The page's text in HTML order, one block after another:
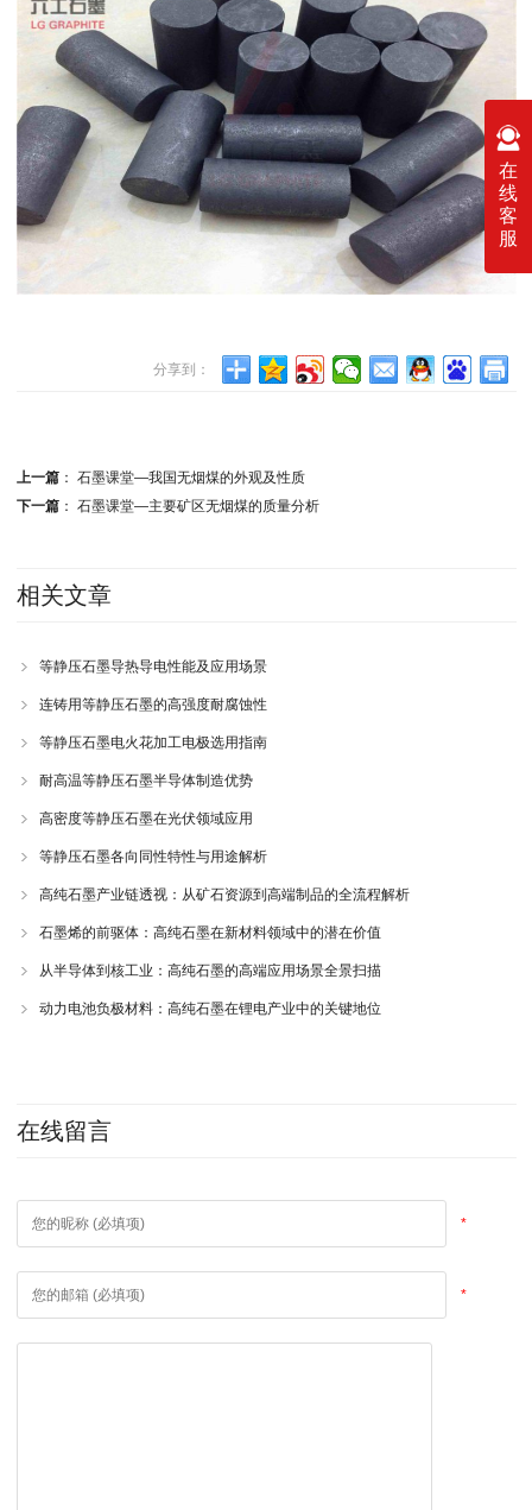
分享到：
上一篇： 石墨课堂—我国无烟煤的外观及性质
下一篇： 石墨课堂—主要矿区无烟煤的质量分析
相关文章
等静压石墨导热导电性能及应用场景
连铸用等静压石墨的高强度耐腐蚀性
等静压石墨电火花加工电极选用指南
耐高温等静压石墨半导体制造优势
高密度等静压石墨在光伏领域应用
等静压石墨各向同性特性与用途解析
高纯石墨产业链透视：从矿石资源到高端制品的全流程解析
石墨烯的前驱体：高纯石墨在新材料领域中的潜在价值
从半导体到核工业：高纯石墨的高端应用场景全景扫描
动力电池负极材料：高纯石墨在锂电产业中的关键地位
在线留言
*
*
在
线
客
服